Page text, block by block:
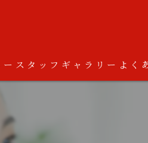
スタッフ ギャラリー よく